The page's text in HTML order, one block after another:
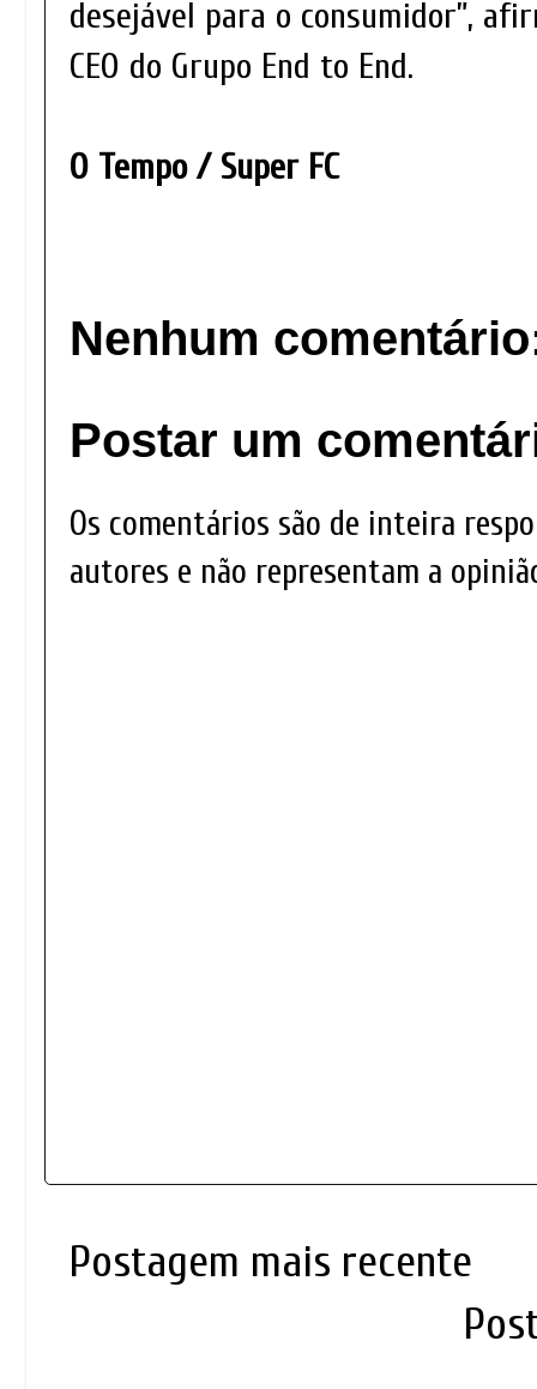
desejável para o consumidor”,
CEO do Grupo End to End.
O Tempo / Super FC
Nenhum
Postar um
Os comentários são de inteira
autores e não representam a
Postagem mais recente